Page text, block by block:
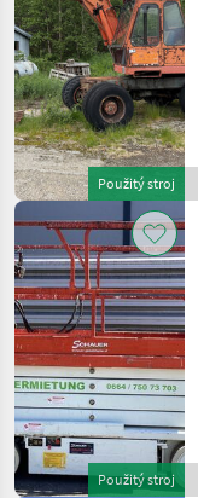
Použitý stroj
Použitý stroj